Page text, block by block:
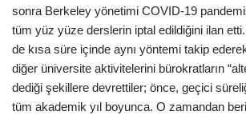
sonra Berkeley yönetimi COVID-19
tüm yüz yüze derslerin iptal edildiğini ilan
de kısa süre içinde aynı yöntemi takip
diğer üniversite aktivitelerini bürokratların
dediği şekillere devrettiler; önce, geçici
tüm akademik yıl boyunca. O zamandan